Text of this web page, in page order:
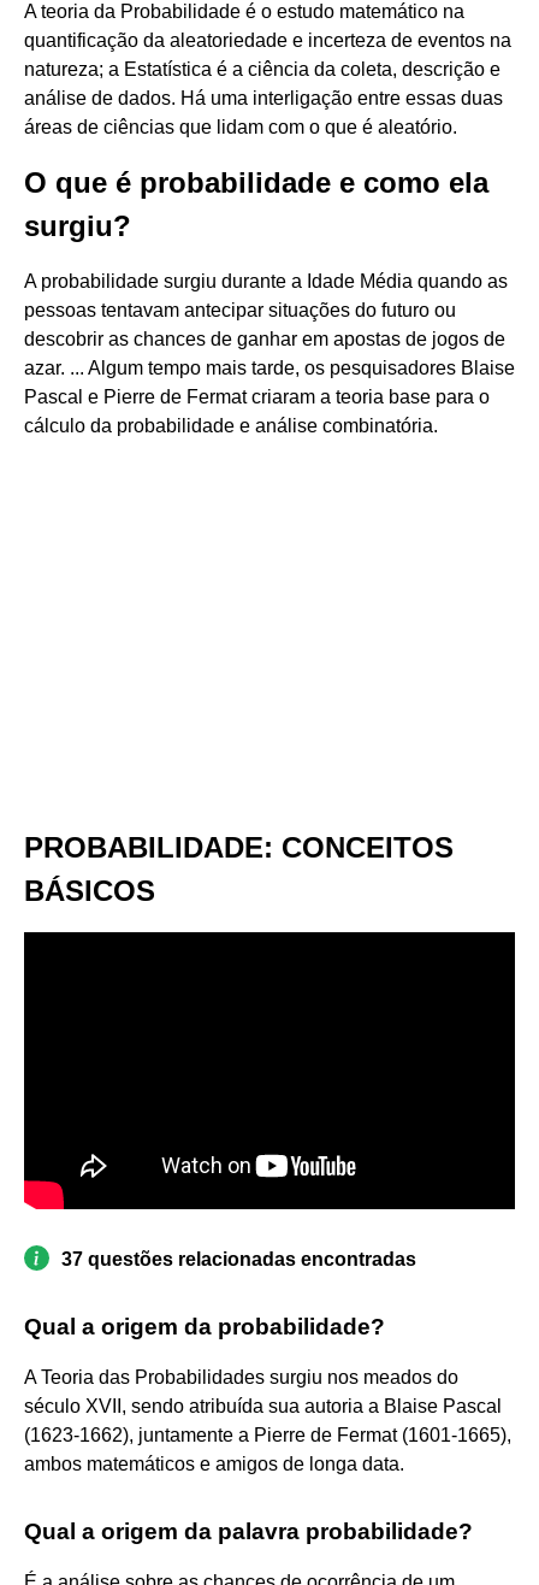
A teoria da Probabilidade é o estudo matemático na
quantificação da aleatoriedade e incerteza de eventos na
natureza; a Estatística é a ciência da coleta, descrição e
análise de dados. Há uma interligação entre essas duas
áreas de ciências que lidam com o que é aleatório.
O que é probabilidade e como ela
surgiu?
A probabilidade surgiu durante a Idade Média quando as
pessoas tentavam antecipar situações do futuro ou
descobrir as chances de ganhar em apostas de jogos de
azar. ... Algum tempo mais tarde, os pesquisadores Blaise
Pascal e Pierre de Fermat criaram a teoria base para o
cálculo da probabilidade e análise combinatória.
PROBABILIDADE: CONCEITOS
BÁSICOS
37 questões relacionadas encontradas
Qual a origem da probabilidade?
A Teoria das Probabilidades surgiu nos meados do
século XVII, sendo atribuída sua autoria a Blaise Pascal
(1623-1662), juntamente a Pierre de Fermat (1601-1665),
ambos matemáticos e amigos de longa data.
Qual a origem da palavra probabilidade?